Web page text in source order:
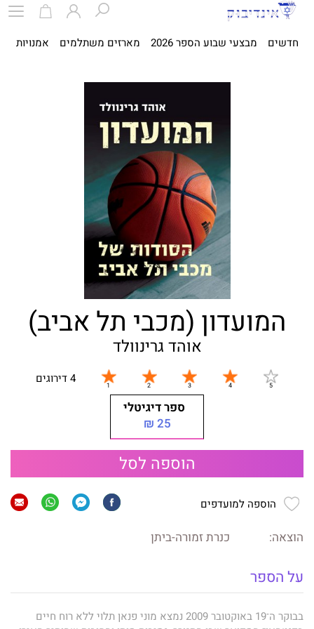
חדשים מבצעי שבוע הספר 2026 מארזים משתלמים אמנויות
המועדון (מכבי תל אביב)
אוהד גרינוולד
4 דירוגים
ספר דיגיטלי
25 ₪
הוספה לסל
הוספה למועדפים
הוצאה: כנרת זמורה-ביתן
על הספר
בבוקר ה־19 באוקטובר 2009 נמצא מוני פנאן תלוי ללא רוח חיים